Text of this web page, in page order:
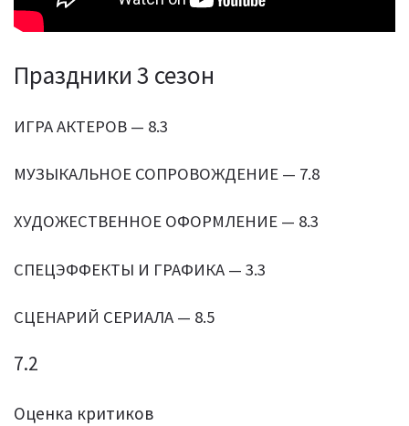
Праздники 3 сезон
ИГРА АКТЕРОВ — 8.3
МУЗЫКАЛЬНОЕ СОПРОВОЖДЕНИЕ — 7.8
ХУДОЖЕСТВЕННОЕ ОФОРМЛЕНИЕ — 8.3
СПЕЦЭФФЕКТЫ И ГРАФИКА — 3.3
СЦЕНАРИЙ СЕРИАЛА — 8.5
7.2
Оценка критиков